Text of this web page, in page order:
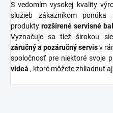
S vedomím vysokej kvality
služieb zákazníkom
produktyrozšírené servisné
Vyznačuje sa tiež širokou
záručný a pozáručný servisv
spoločnosť pre niektoré svoje
videá , ktoré môžete zhliadnuť